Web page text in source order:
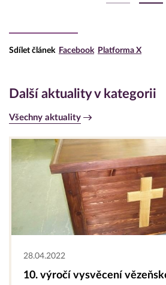
Sdílet článek Facebook Platforma X
Další aktuality v kategorii
Všechny aktuality
28.04.2022
10. výročí vysvěcení